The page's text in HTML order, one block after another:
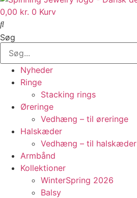
0,00 kr. 0 Kurv
Søg
Nyheder
Ringe
Stacking rings
Øreringe
Vedhæng – til øreringe
Halskæder
Vedhæng – til halskæder
Armbånd
Kollektioner
WinterSpring 2026
Balsy